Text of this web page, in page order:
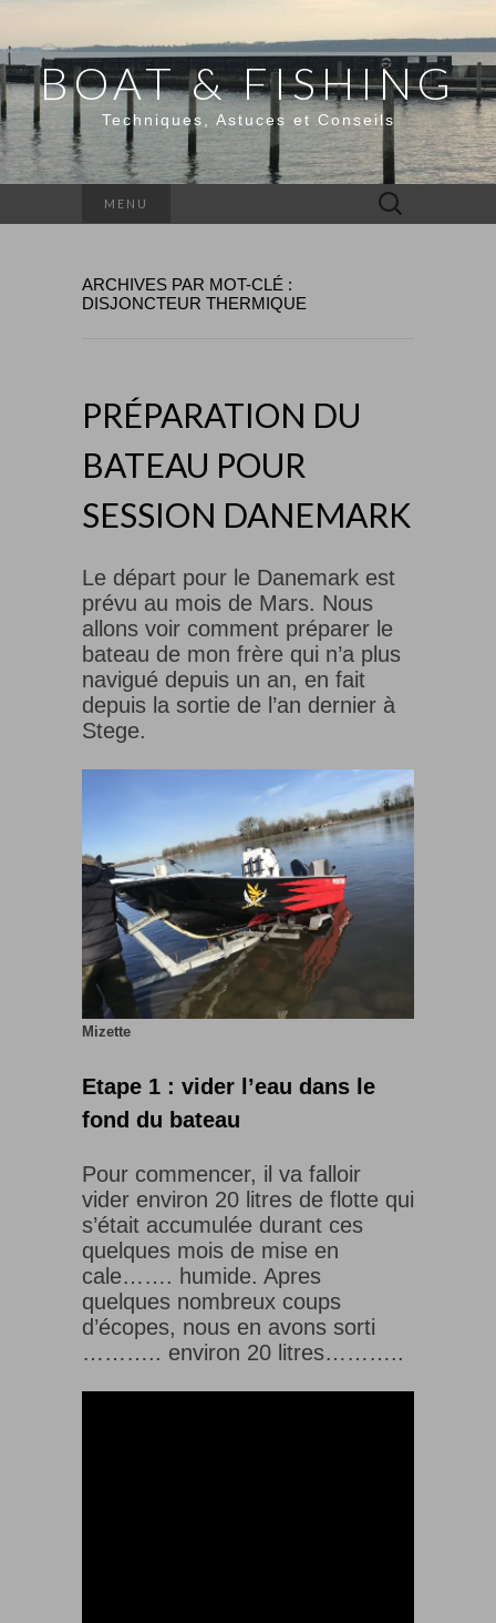
BOAT & FISHING
Techniques, Astuces et Conseils
MENU Rechercher :
ARCHIVES PAR MOT-CLÉ :
DISJONCTEUR THERMIQUE
PRÉPARATION DU
BATEAU POUR
SESSION DANEMARK
Le départ pour le Danemark est
prévu au mois de Mars. Nous
allons voir comment préparer le
bateau de mon frère qui n’a plus
navigué depuis un an, en fait
depuis la sortie de l’an dernier à
Stege.
Mizette
Etape 1 : vider l’eau dans le
fond du bateau
Pour commencer, il va falloir
vider environ 20 litres de flotte qui
s’était accumulée durant ces
quelques mois de mise en
cale……. humide. Apres
quelques nombreux coups
d’écopes, nous en avons sorti
……….. environ 20 litres………..